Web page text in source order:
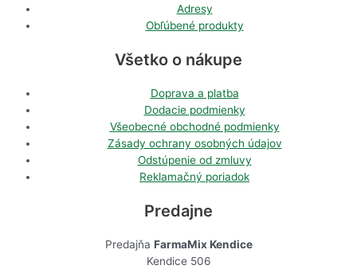
Adresy
Obľúbené produkty
Všetko o nákupe
Doprava a platba
Dodacie podmienky
Všeobecné obchodné podmienky
Zásady ochrany osobných údajov
Odstúpenie od zmluvy
Reklamačný poriadok
Predajne
Predajňa FarmaMix Kendice
Kendice 506